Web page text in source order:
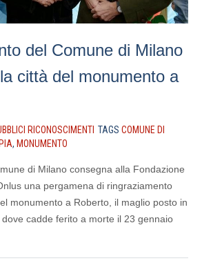
del Comune di Milano
città del monumento a
RICONOSCIMENTI TAGS COMUNE DI
, MONUMENTO
di Milano consegna alla Fondazione
una pergamena di ringraziamento
monumento a Roberto, il maglio posto in
cadde ferito a morte il 23 gennaio